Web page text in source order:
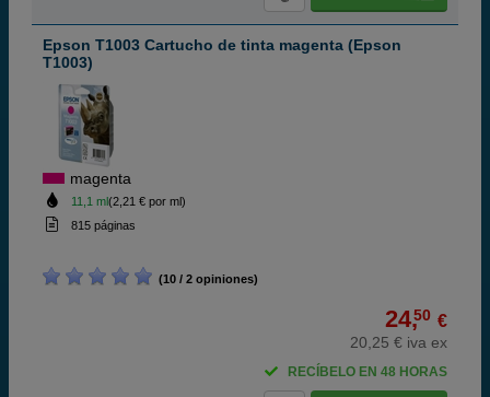
Epson T1003 Cartucho de tinta magenta (Epson
T1003)
magenta
11,1 ml(2,21 € por ml)
815 páginas
(10 / 2 opiniones)
24,50 €
20,25 € iva ex
RECÍBELO EN 48 HORAS